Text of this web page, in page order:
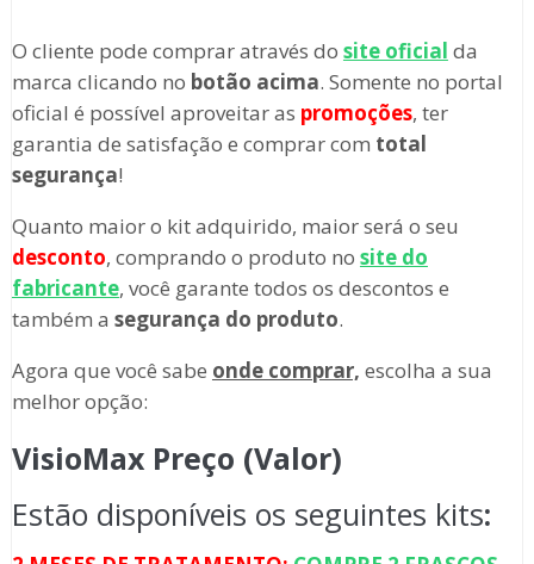
O cliente pode comprar através do site oficial da
marca clicando no botão acima. Somente no portal
oficial é possível aproveitar as promoções, ter
garantia de satisfação e comprar com total
segurança!
Quanto maior o kit adquirido, maior será o seu
desconto, comprando o produto no site do
fabricante, você garante todos os descontos e
também a segurança do produto.
Agora que você sabe onde comprar, escolha a sua
melhor opção:
VisioMax Preço (Valor)
Estão disponíveis os seguintes kits: